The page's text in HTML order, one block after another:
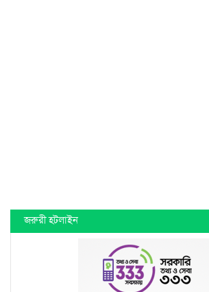
জরুরী হটলাইন